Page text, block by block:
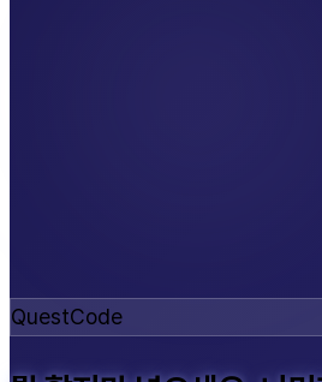
QuestCode